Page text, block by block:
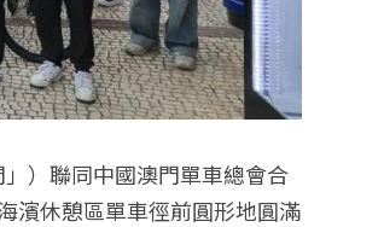
）聯同中國澳門單車總會合
濱休憩區單車徑前圓形地圓滿